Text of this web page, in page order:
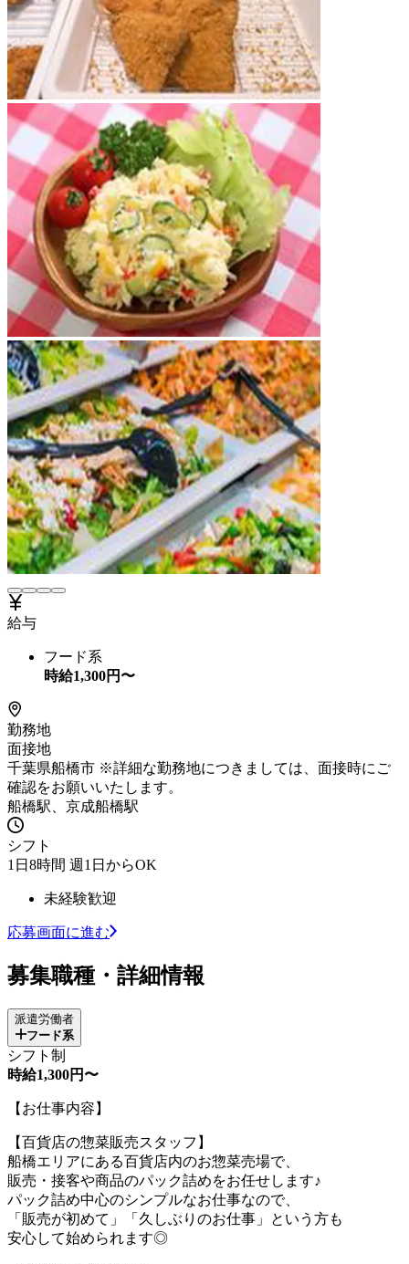
給与
フード系
時給1,300円〜
勤務地
面接地
千葉県船橋市 ※詳細な勤務地につきましては、面接時にご
確認をお願いいたします。
船橋駅、京成船橋駅
シフト
1日8時間 週1日からOK
未経験歓迎
応募画面に進む
募集職種・詳細情報
派遣労働者
フード系
シフト制
時給1,300円〜
【お仕事内容】
【百貨店の惣菜販売スタッフ】
船橋エリアにある百貨店内のお惣菜売場で、
販売・接客や商品のパック詰めをお任せします♪
パック詰め中心のシンプルなお仕事なので、
「販売が初めて」「久しぶりのお仕事」という方も
安心して始められます◎